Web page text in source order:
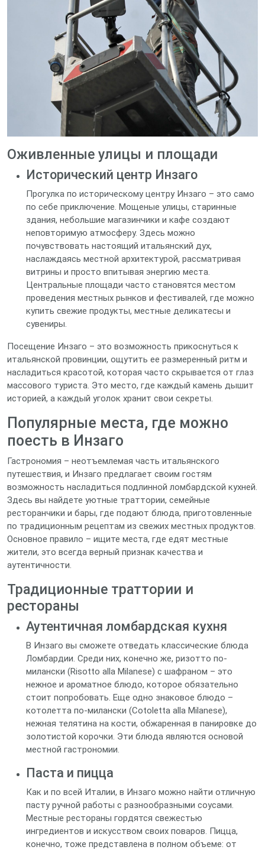
Оживленные улицы и площади
Исторический центр Инзаго
Прогулка по историческому центру Инзаго – это само
по себе приключение. Мощеные улицы, старинные
здания, небольшие магазинчики и кафе создают
неповторимую атмосферу. Здесь можно
почувствовать настоящий итальянский дух,
наслаждаясь местной архитектурой, рассматривая
витрины и просто впитывая энергию места.
Центральные площади часто становятся местом
проведения местных рынков и фестивалей, где можно
купить свежие продукты, местные деликатесы и
сувениры.
Посещение Инзаго – это возможность прикоснуться к
итальянской провинции, ощутить ее размеренный ритм и
насладиться красотой, которая часто скрывается от глаз
массового туриста. Это место, где каждый камень дышит
историей, а каждый уголок хранит свои секреты.
Популярные места, где можно
поесть в Инзаго
Гастрономия – неотъемлемая часть итальянского
путешествия, и Инзаго предлагает своим гостям
возможность насладиться подлинной ломбардской кухней.
Здесь вы найдете уютные траттории, семейные
ресторанчики и бары, где подают блюда, приготовленные
по традиционным рецептам из свежих местных продуктов.
Основное правило – ищите места, где едят местные
жители, это всегда верный признак качества и
аутентичности.
Традиционные траттории и
рестораны
Аутентичная ломбардская кухня
В Инзаго вы сможете отведать классические блюда
Ломбардии. Среди них, конечно же, ризотто по-
милански (Risotto alla Milanese) с шафраном – это
нежное и ароматное блюдо, которое обязательно
стоит попробовать. Еще одно знаковое блюдо –
котолетта по-милански (Cotoletta alla Milanese),
нежная телятина на кости, обжаренная в панировке до
золотистой корочки. Эти блюда являются основой
местной гастрономии.
Паста и пицца
Как и по всей Италии, в Инзаго можно найти отличную
пасту ручной работы с разнообразными соусами.
Местные рестораны гордятся свежестью
ингредиентов и искусством своих поваров. Пицца,
конечно, тоже представлена в полном объеме: от